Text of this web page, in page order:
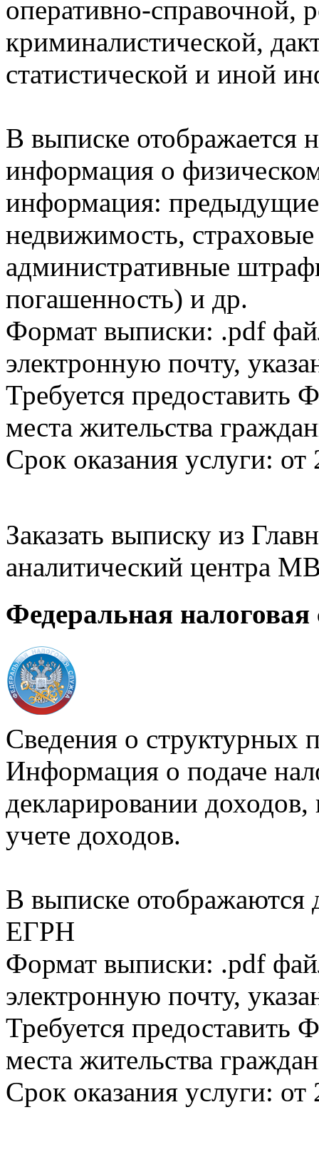
оперативно-справочной,
криминалистической,
статистической и иной
В выписке отображается
информация о
информация:
недвижимость,
административные
погашенность) и др.
Формат выписки: .pdf
электронную почту,
Требуется
места жительства
Срок оказания услуги: от
Заказать выписку из
аналитический центра
Федеральная налоговая
Сведения о структурных
Информация о подаче
декларировании доходов,
учете доходов.
В выписке
ЕГРН
Формат выписки: .pdf
электронную почту,
Требуется
места жительства
Срок оказания услуги: от